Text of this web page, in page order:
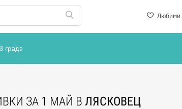
Любими
В града
ЗА 1 МАЙ В ЛЯСКОВЕЦ